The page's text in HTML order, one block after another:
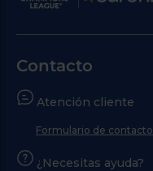
Contacto
Atención cliente
Formulario de contacto
¿Necesitas ayuda?